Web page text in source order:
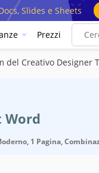
Slides e Sheets
Prezzi
del Creativo Designer
Word
1 Pagina,